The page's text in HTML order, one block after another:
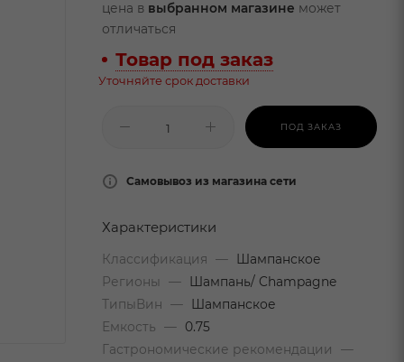
цена в выбранном магазине может
отличаться
Товар под заказ
Уточняйте срок доставки
ПОД ЗАКАЗ
Самовывоз из магазина сети
Характеристики
Классификация —
Шампанское
Регионы
—
Шампань/ Champagne
ТипыВин
—
Шампанское
Емкость
—
0.75
Гастрономические рекомендации
—